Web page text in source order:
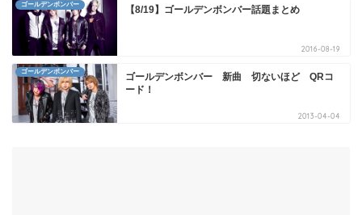
ゴールデンボンバー 【8/19】ゴールデンボンバー話題まとめ
2016-08-19
ゴールデンボンバー
ゴールデンボンバー 新曲 切ないほど QRコ
ード！
2013-04-04